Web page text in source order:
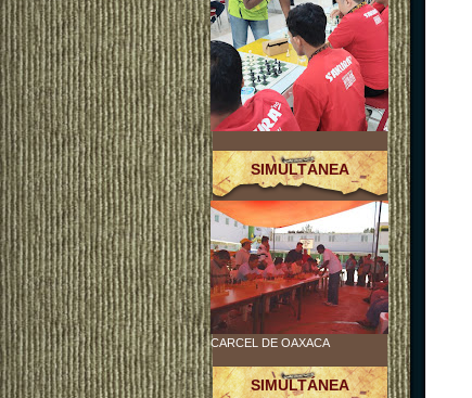
SIMULTÁNEA
CARCEL DE OAXACA
SIMULTÁNEA